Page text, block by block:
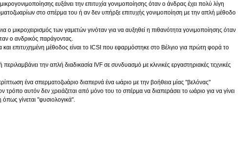
ευξάνει την επιτυχία γονιμοποίησης όταν ο άνδρας έχει πολύ λίγη
στο σπέρμα του ή αν δεν υπήρξε επιτυχής γονιμοποίηση με την απλή μέθοδο
ο μικροχειρισμός των γαμετών γινόταν για να αυξηθεί η πιθανότητα γονιμοποίησης όταν
ο ανδρικός παράγοντας.
και επιτυχημένη μέθοδος είναι το ICSI που εφαρμόστηκε στο Βέλγιο για πρώτη φορά το
την απλή διαδικασία IVF σε συνδυασμό με κλινικές εργαστηριακές τεχνικές
ένα σπερματοζωάριο διαπερνά ένα ωάριο με την βοήθεια μίας "βελόνας"
τρόπο αυτόν δεν χρειάζεται από μόνο του το σπέρμα να διαπεράσει το ωάριο για να γίνει
γίνεται "φυσιολογικά".